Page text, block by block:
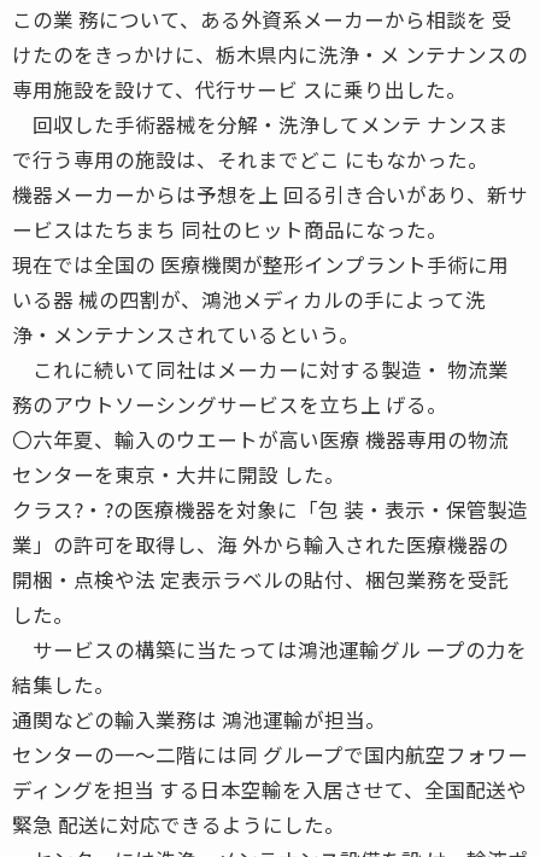
この業 務について、ある外資系メーカーから相談を 受
けたのをきっかけに、栃木県内に洗浄・メ ンテナンスの
専用施設を設けて、代行サービ スに乗り出した。
回収した手術器械を分解・洗浄してメンテ ナンスま
で行う専用の施設は、それまでどこ にもなかった。
機器メーカーからは予想を上 回る引き合いがあり、新サ
ービスはたちまち 同社のヒット商品になった。
現在では全国の 医療機関が整形インプラント手術に用
いる器 械の四割が、鴻池メディカルの手によって洗
浄・メンテナンスされているという。
これに続いて同社はメーカーに対する製造・ 物流業
務のアウトソーシングサービスを立ち上 げる。
〇六年夏、輸入のウエートが高い医療 機器専用の物流
センターを東京・大井に開設 した。
クラス?・?の医療機器を対象に「包 装・表示・保管製造
業」の許可を取得し、海 外から輸入された医療機器の
開梱・点検や法 定表示ラベルの貼付、梱包業務を受託
した。
サービスの構築に当たっては鴻池運輸グル ープの力を
結集した。
通関などの輸入業務は 鴻池運輸が担当。
センターの一〜二階には同 グループで国内航空フォワー
ディングを担当 する日本空輸を入居させて、全国配送や
緊急 配送に対応できるようにした。